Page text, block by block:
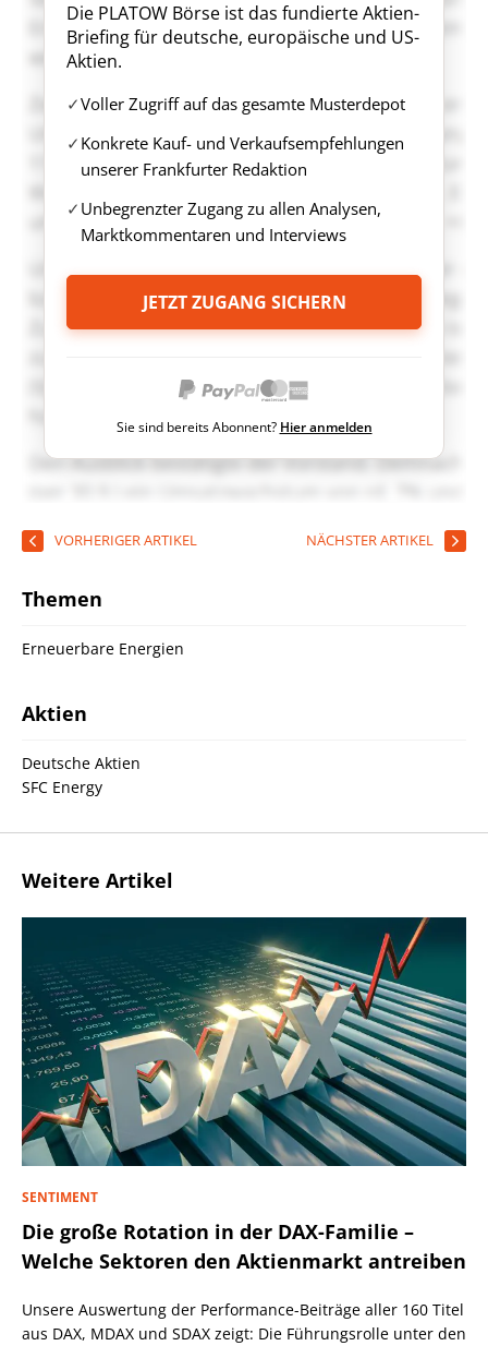
Die PLATOW Börse ist das fundierte Aktien-
Briefing für deutsche, europäische und US-
Aktien.
Voller Zugriff auf das gesamte Musterdepot
Konkrete Kauf- und Verkaufsempfehlungen
unserer Frankfurter Redaktion
Unbegrenzter Zugang zu allen Analysen,
Marktkommentaren und Interviews
JETZT ZUGANG SICHERN
Sie sind bereits Abonnent? Hier anmelden
VORHERIGER ARTIKEL NÄCHSTER ARTIKEL
Themen
Erneuerbare Energien
Aktien
Deutsche Aktien
SFC Energy
Weitere Artikel
SENTIMENT
Die große Rotation in der DAX-Familie –
Welche Sektoren den Aktienmarkt antreiben
Unsere Auswertung der Performance-Beiträge aller 160 Titel
aus DAX, MDAX und SDAX zeigt: Die Führungsrolle unter den